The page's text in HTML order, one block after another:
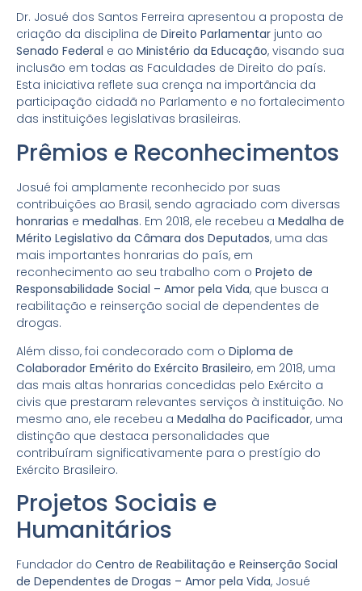
Dr. Josué dos Santos Ferreira apresentou a proposta de
criação da disciplina de Direito Parlamentar junto ao
Senado Federal e ao Ministério da Educação, visando sua
inclusão em todas as Faculdades de Direito do país.
Esta iniciativa reflete sua crença na importância da
participação cidadã no Parlamento e no fortalecimento
das instituições legislativas brasileiras.
Prêmios e Reconhecimentos
Josué foi amplamente reconhecido por suas
contribuições ao Brasil, sendo agraciado com diversas
honrarias e medalhas. Em 2018, ele recebeu a Medalha de
Mérito Legislativo da Câmara dos Deputados, uma das
mais importantes honrarias do país, em
reconhecimento ao seu trabalho com o Projeto de
Responsabilidade Social – Amor pela Vida, que busca a
reabilitação e reinserção social de dependentes de
drogas.
Além disso, foi condecorado com o Diploma de
Colaborador Emérito do Exército Brasileiro, em 2018, uma
das mais altas honrarias concedidas pelo Exército a
civis que prestaram relevantes serviços à instituição. No
mesmo ano, ele recebeu a Medalha do Pacificador, uma
distinção que destaca personalidades que
contribuíram significativamente para o prestígio do
Exército Brasileiro.
Projetos Sociais e
Humanitários
Fundador do Centro de Reabilitação e Reinserção Social
de Dependentes de Drogas – Amor pela Vida, Josué